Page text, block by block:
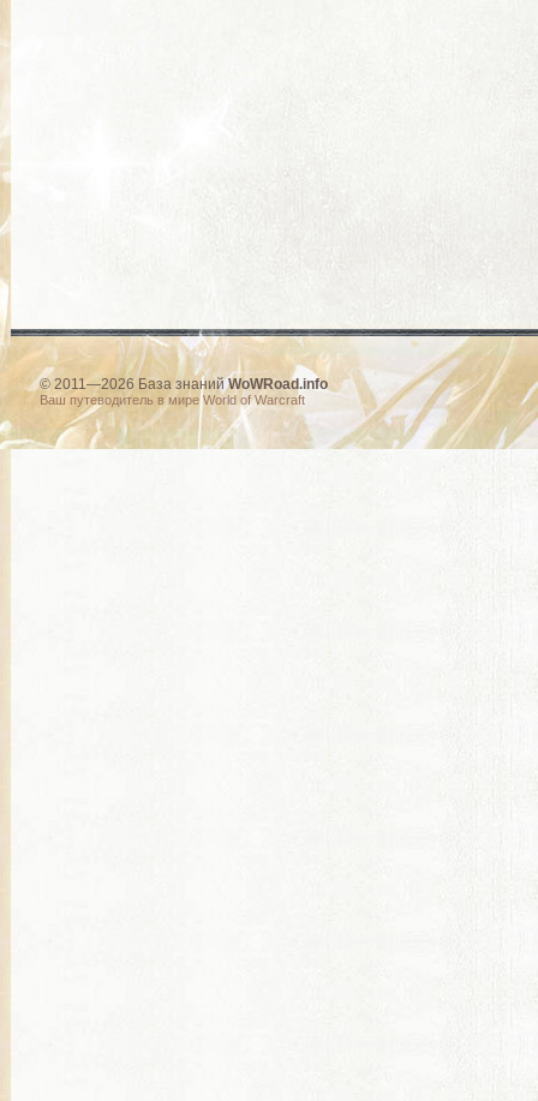
© 2011—2026 База знанийWoWRoad.info
Ваш путеводитель в мире World of Warcraft